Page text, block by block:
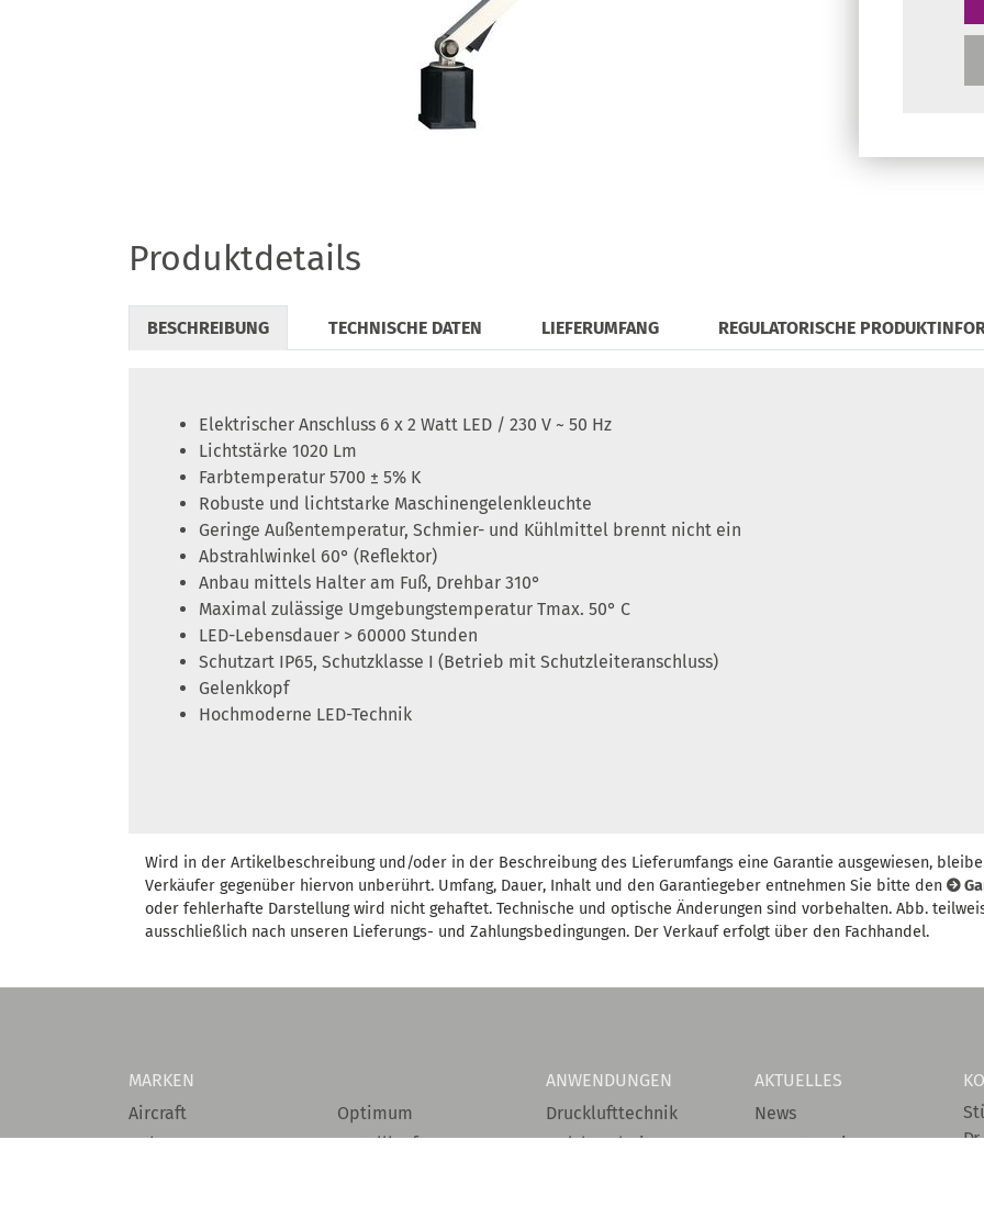
Produktdetails
BESCHREIBUNG TECHNISCHE DATEN LIEFERUMFANG REGULATORISCHE
Elektrischer Anschluss 6 x 2 Watt LED / 230 V ~ 50 Hz
Lichtstärke 1020 Lm
Farbtemperatur 5700 ± 5% K
Robuste und lichtstarke Maschinengelenkleuchte
Geringe Außentemperatur, Schmier- und Kühlmittel brennt nicht ein
Abstrahlwinkel 60° (Reflektor)
Anbau mittels Halter am Fuß, Drehbar 310°
Maximal zulässige Umgebungstemperatur Tmax. 50° C
LED-Lebensdauer > 60000 Stunden
Schutzart IP65, Schutzklasse I (Betrieb mit Schutzleiteranschluss)
Gelenkkopf
Hochmoderne LED-Technik
Wird in der Artikelbeschreibung und/oder in der Beschreibung des Lieferumfangs eine Garantie ausgewiesen,
Verkäufer gegenüber hiervon unberührt. Umfang, Dauer, Inhalt und den Garantiegeber entnehmen Sie bitte den
oder fehlerhafte Darstellung wird nicht gehaftet. Technische und optische Änderungen sind vorbehalten. Abb.
ausschließlich nach unseren Lieferungs- und Zahlungsbedingungen. Der Verkauf erfolgt über den Fachhandel.
MARKEN
Aircraft
Rehm
Optimum
Metallkraft
ANWENDUNGEN
Drucklufttechnik
Holzbearbeitung
AKTUELLES
News
Messetermine